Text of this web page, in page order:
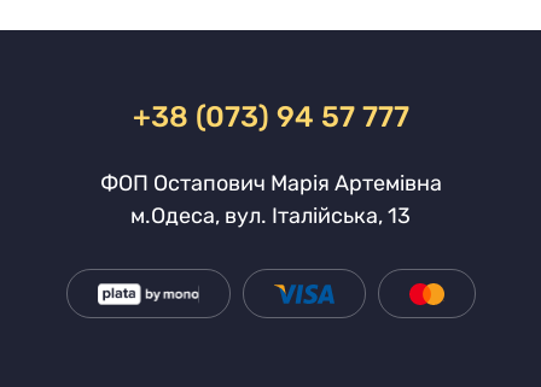
+38 (073) 94 57 777
ФОП Остапович Марія Артемівна
м.Одеса, вул. Італійська, 13